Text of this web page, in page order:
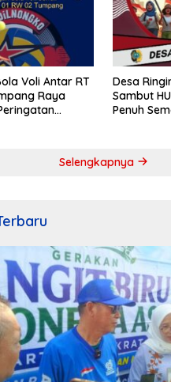
Voli Antar RT
Raya
Desa
Sambut
Penuh
Selengkapnya